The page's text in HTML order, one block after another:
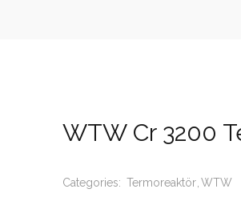
WTW Cr 3200
Categories: Termoreaktör WTW